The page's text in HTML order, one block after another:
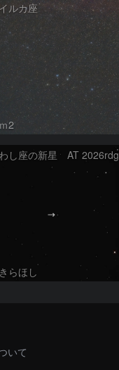
イルカ座
ｍ2
し座の新星 AT 2026rdg
きらほし
いて